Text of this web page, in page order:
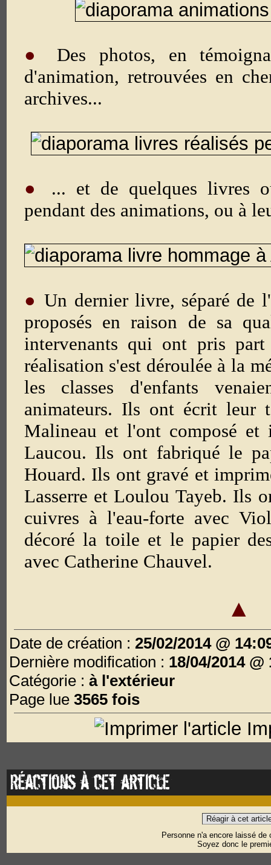
●
Des photos, en
d'animation, retrouvées en
archives...
●
... et de quelques livres
pendant des animations, ou à
● Un dernier livre, séparé de
proposés en raison de sa
intervenants qui ont pris
réalisation s'est déroulée à la
les classes d'enfants
animateurs. Ils ont écrit leur
Malineau et l'ont composé et
Laucou. Ils ont fabriqué le
Houard. Ils ont gravé et
Lasserre et Loulou Tayeb. Ils
cuivres à l'eau-forte avec
décoré la toile et le papier
avec Catherine Chauvel.
▲
Date de création : 25/02/2014 @
Dernière modification : 18/04/2014 @
Catégorie : à l'extérieur
Page lue 3565 fois
Réactions à cet article
Réagir à cet
Personne n'a encore laissé de
Soyez donc le